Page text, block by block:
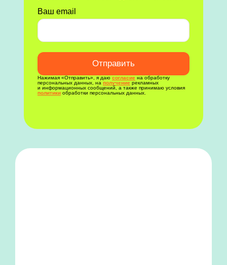
Ваш email
Отправить
Нажимая «Отправить», я даю согласие на обработку
персональных данных, на получение рекламных
и информационных сообщений, а также принимаю условия
политики обработки персональных данных.